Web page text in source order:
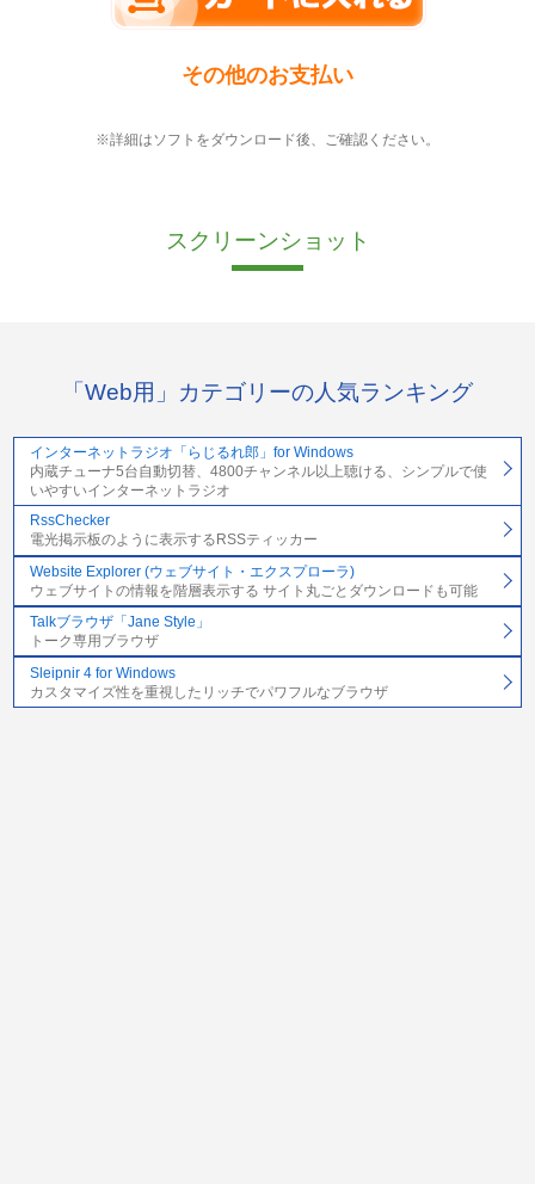
その他のお支払い
※詳細はソフトをダウンロード後、ご確認ください。
スクリーンショット
「Web用」カテゴリーの人気ランキング
インターネットラジオ「らじるれ郎」for Windows
内蔵チューナ5台自動切替、4800チャンネル以上聴ける、シンプルで使
いやすいインターネットラジオ
RssChecker
電光掲示板のように表示するRSSティッカー
Website Explorer (ウェブサイト・エクスプローラ)
ウェブサイトの情報を階層表示する サイト丸ごとダウンロードも可能
Talkブラウザ「Jane Style」
トーク専用ブラウザ
Sleipnir 4 for Windows
カスタマイズ性を重視したリッチでパワフルなブラウザ